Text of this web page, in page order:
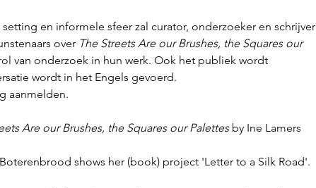
en informele sfeer zal curator, onderzoeker en schrijver
over The Streets Are our Brushes, the Squares our
van onderzoek in hun werk. Ook het publiek wordt
wordt in het Engels gevoerd.
aanmelden.
Are our Brushes, the Squares our Palettes by Ine Lamers
shows her (book) project 'Letter to a Silk Road'.